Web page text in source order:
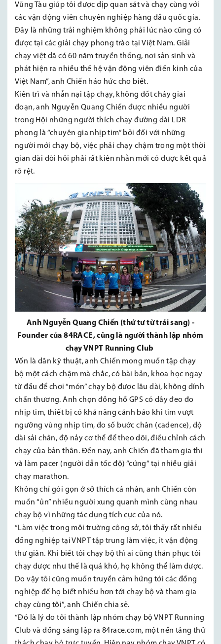
Vũng Tàu giúp tôi được dịp quan sát và chạy cùng với
các vận động viên chuyên nghiệp hàng đầu quốc gia.
Đây là những trải nghiệm không phải lúc nào cũng có
được tại các giải chạy phong trào tại Việt Nam. Giải
chạy việt dã có 60 năm truyền thống, nơi sản sinh và
phát hiện ra nhiều thế hệ vận động viên điền kinh của
Việt Nam”, anh Chiến háo hức cho biết.
Kiên trì và nhẫn nại tập chạy, không đốt cháy giai
đoạn, anh Nguyễn Quang Chiến được nhiều người
trong Hội những người thích chạy đường dài LDR
phong là “chuyên gia nhịp tim” bởi đối với những
người mới chạy bộ, việc phải chạy chậm trong một thời
gian dài đòi hỏi phải rất kiên nhẫn mới có được kết quả
rõ rệt.
Anh Nguyễn Quang Chiến (thứ tư từ trái sang) -
Founder của 84RACE, cũng là người thành lập nhóm
chạy VNPT Running Club
Vốn là dân kỹ thuật, anh Chiến mong muốn tập chạy
bộ một cách chậm mà chắc, có bài bản, khoa học ngay
từ đầu để chơi “món” chạy bộ được lâu dài, không dính
chấn thương. Anh chọn đồng hồ GPS có dây đeo đo
nhịp tim, thiết bị có khả năng cảnh báo khi tim vượt
ngưỡng vùng nhịp tim, đo số bước chân (cadence), độ
dài sải chân, độ nảy cơ thể để theo dõi, điều chỉnh cách
chạy của bản thân. Đến nay, anh Chiến đã tham gia thi
và làm pacer (người dẫn tốc độ) “cứng” tại nhiều giải
chạy marathon.
Không chỉ gói gọn ở sở thích cá nhân, anh Chiến còn
muốn “ủn” nhiều người xung quanh mình cùng nhau
chạy bộ vì những tác dụng tích cực của nó.
“Làm việc trong môi trường công sở, tôi thấy rất nhiều
đồng nghiệp tại VNPT tập trung làm việc, ít vận động
thư giãn. Khi biết tôi chạy bộ thì ai cũng thán phục tôi
chạy được như thế là quá khó, họ không thể làm được.
Do vậy tôi cũng muốn truyền cảm hứng tới các đồng
nghiệp để họ biết nhiều hơn tới chạy bộ và tham gia
chạy cùng tôi”, anh Chiến chia sẻ.
“Đó là lý do tôi thành lập nhóm chạy bộ VNPT Running
Club và đồng sáng lập ra 84race.com, một nền tảng thử